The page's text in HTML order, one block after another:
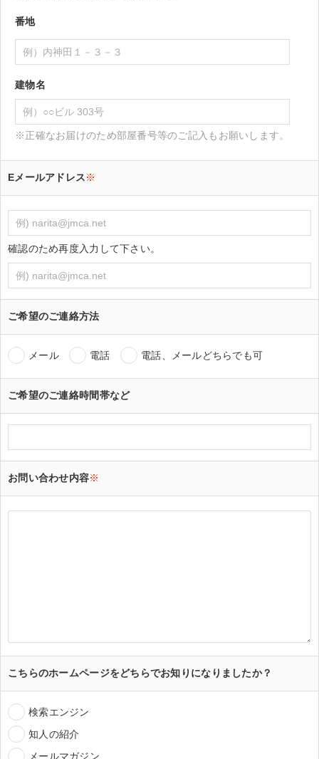
番地
建物名
※正確なお届けのため部屋番号等のご記入もお願いします。
Eメールアドレス※
確認のため再度入力して下さい。
ご希望のご連絡方法
メール 電話 電話、メールどちらでも可
ご希望のご連絡時間帯など
お問い合わせ内容※
こちらのホームページをどちらでお知りになりましたか？
検索エンジン
知人の紹介
メールマガジン